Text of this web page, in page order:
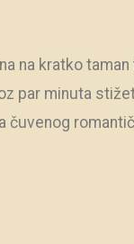
na kratko
par minuta
čuvenog